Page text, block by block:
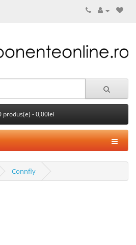
produs(e) - 0,00lei
Connfly